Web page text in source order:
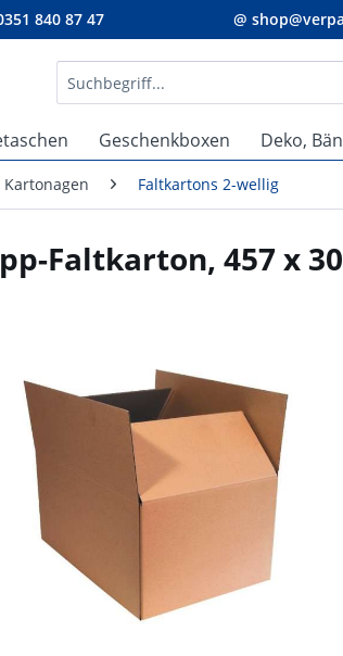
840 87 47 @
Geschenkboxen Deko,
Kartonagen Faltkartons 2-wellig
Faltkarton, 457 x